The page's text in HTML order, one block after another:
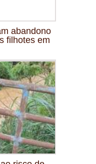
abandono
filhotes em